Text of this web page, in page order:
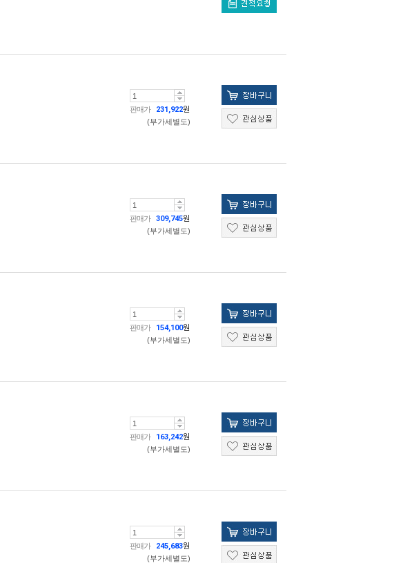
판매가 231,922원
(부가세별도)
판매가 309,745원
(부가세별도)
판매가 154,100원
(부가세별도)
판매가 163,242원
(부가세별도)
판매가 245,683원
(부가세별도)